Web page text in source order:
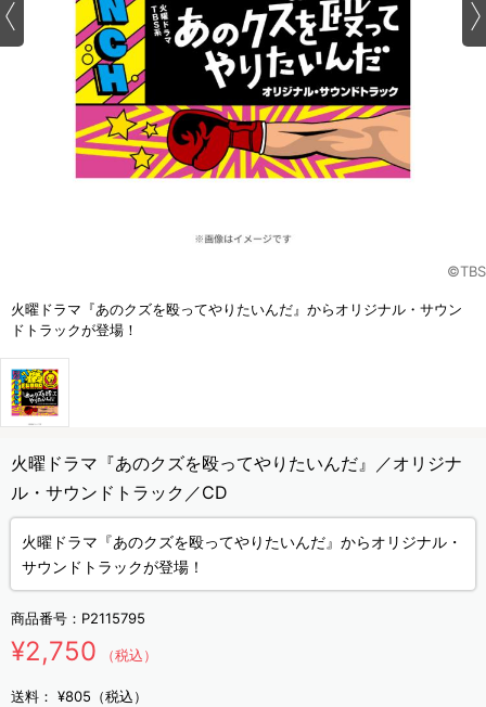
©TBS
火曜ドラマ『あのクズを殴ってやりたいんだ』からオリジナル・サウン
ドトラックが登場！
火曜ドラマ『あのクズを殴ってやりたいんだ』／オリジナ
ル・サウンドトラック／CD
火曜ドラマ『あのクズを殴ってやりたいんだ』からオリジナル・
サウンドトラックが登場！
商品番号： P2115795
¥2,750 （税込）
送料： ¥805（税込）